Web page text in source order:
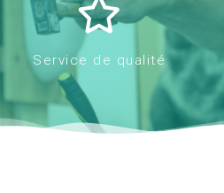
Service de qualité